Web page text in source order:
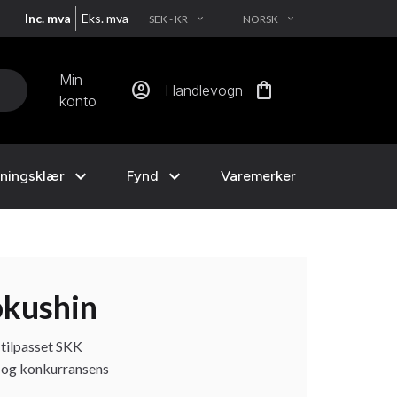
Inc. mva Eks. mva SEK - KR EXPAND_MORE NORSK EXPAND_MORE
Min
konto
account_circle Handlevogn shopping_bag
expand_more Fynd expand_more Varemerker
SKK
konkurransens